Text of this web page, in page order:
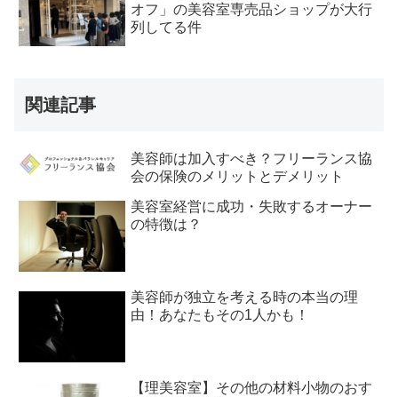
オフ」の美容室専売品ショップが大行
列してる件
関連記事
美容師は加入すべき？フリーランス協
会の保険のメリットとデメリット
美容室経営に成功・失敗するオーナー
の特徴は？
美容師が独立を考える時の本当の理
由！あなたもその1人かも！
【理美容室】その他の材料小物のおす